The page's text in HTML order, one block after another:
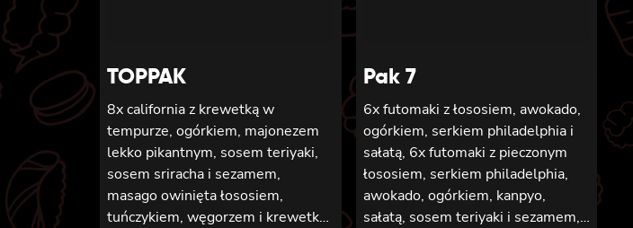
TOPPAK
8x california z krewetką w
tempurze, ogórkiem, majonezem
lekko pikantnym, sosem teriyaki,
sosem sriracha i sezamem,
masago owinięta łososiem,
tuńczykiem, węgorzem i krewetką,
Pak 7
6x futomaki z łososiem, awokado,
ogórkiem, serkiem philadelphia i
sałatą, 6x futomaki z pieczonym
łososiem, serkiem philadelphia,
awokado, ogórkiem, kanpyo,
sałatą, sosem teriyaki i sezamem,